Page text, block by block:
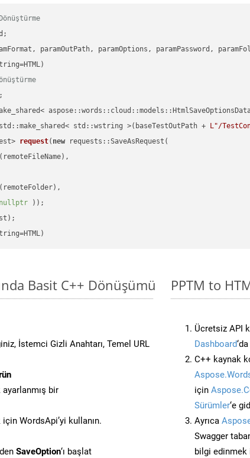
paramOutPath, paramOptions, paramPassword,
std::wstring >(baseTestOutPath + L"/
request( new requests::SaveAsRequest(
nullptr ))
Basit C++ Dönüşümü
İstemci Gizli Anahtarı, Temel URL
bir
WordsApi’yi kullanın.
SaveOption‘ı başlat
PPTM to
Ücretsiz API
Dashboard
C++ kaynak
için
Sürümler‘e
Ayrıca
Swagger
bilgi